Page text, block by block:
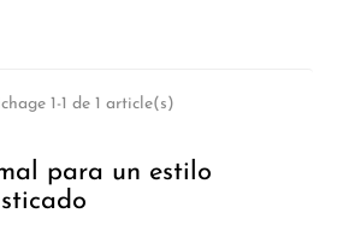
1-1 de 1 article(s)
para un estilo